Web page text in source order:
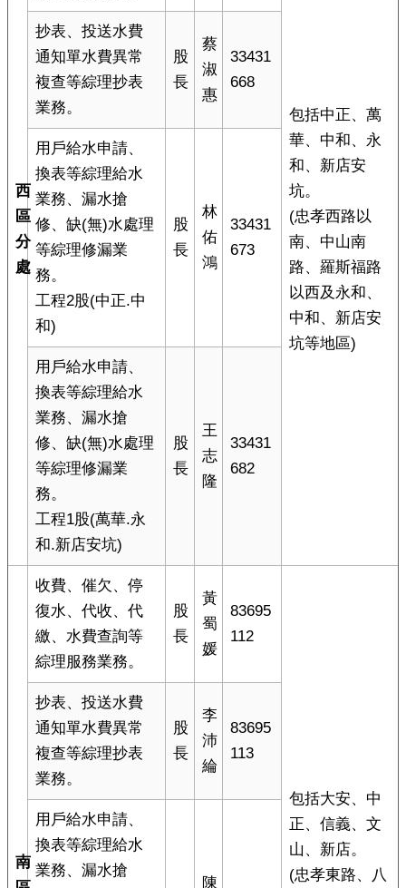
西
區
分
處
包括中正、萬
華、中和、永
和、新店安
坑。
(忠孝西路以
南、中山南
路、羅斯福路
以西及永和、
中和、新店安
坑等地區)
抄表、投送水費
通知單水費異常
複查等綜理抄表
業務。
股
長
蔡
淑
惠
33431
668
用戶給水申請、
換表等綜理給水
業務、漏水搶
修、缺(無)水處理
等綜理修漏業
務。
工程2股(中正.中
和)
股
長
林
佑
鴻
33431
673
用戶給水申請、
換表等綜理給水
業務、漏水搶
修、缺(無)水處理
等綜理修漏業
務。
工程1股(萬華.永
和.新店安坑)
股
長
王
志
隆
33431
682
南
收費、催欠、停
復水、代收、代
繳、水費查詢等
綜理服務業務。
股
長
黃
蜀
媛
83695
112
包括大安、中
正、信義、文
山、新店。
(忠孝東路、八
抄表、投送水費
通知單水費異常
複查等綜理抄表
業務。
股
長
李
沛
綸
83695
113
用戶給水申請、
換表等綜理給水
業務、漏水搶
陳